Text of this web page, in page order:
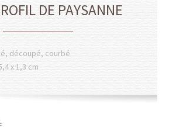
DE PAYSANNE
découpé, courbé
x 1,3 cm